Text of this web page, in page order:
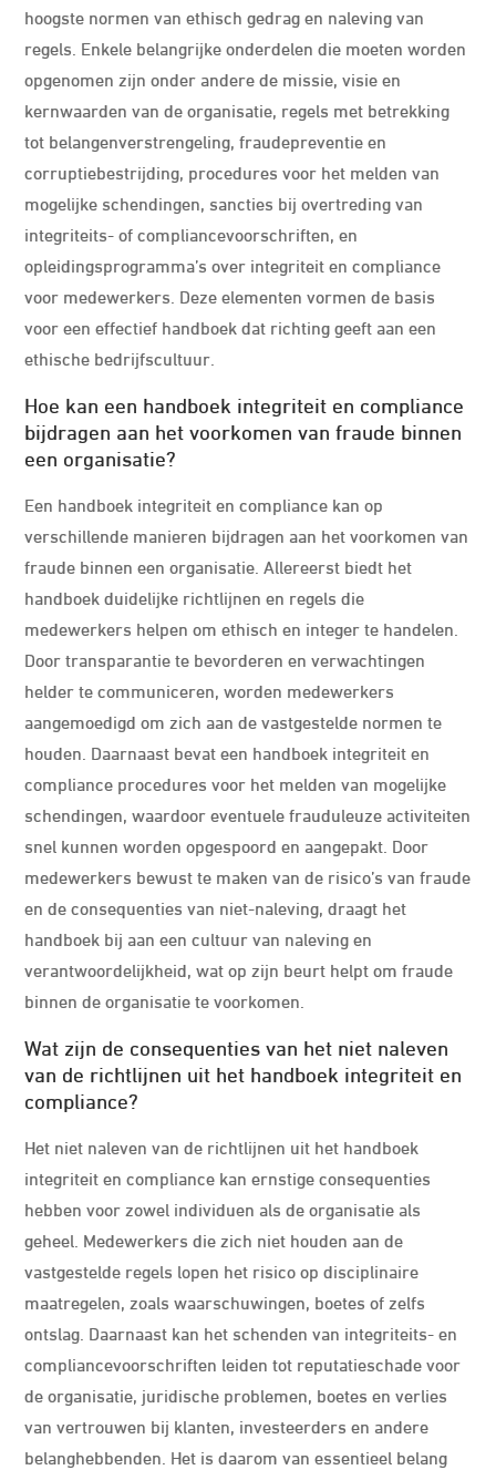
hoogste normen van ethisch gedrag en naleving van
regels. Enkele belangrijke onderdelen die moeten worden
opgenomen zijn onder andere de missie, visie en
kernwaarden van de organisatie, regels met betrekking
tot belangenverstrengeling, fraudepreventie en
corruptiebestrijding, procedures voor het melden van
mogelijke schendingen, sancties bij overtreding van
integriteits- of compliancevoorschriften, en
opleidingsprogramma’s over integriteit en compliance
voor medewerkers. Deze elementen vormen de basis
voor een effectief handboek dat richting geeft aan een
ethische bedrijfscultuur.
Hoe kan een handboek integriteit en compliance
bijdragen aan het voorkomen van fraude binnen
een organisatie?
Een handboek integriteit en compliance kan op
verschillende manieren bijdragen aan het voorkomen van
fraude binnen een organisatie. Allereerst biedt het
handboek duidelijke richtlijnen en regels die
medewerkers helpen om ethisch en integer te handelen.
Door transparantie te bevorderen en verwachtingen
helder te communiceren, worden medewerkers
aangemoedigd om zich aan de vastgestelde normen te
houden. Daarnaast bevat een handboek integriteit en
compliance procedures voor het melden van mogelijke
schendingen, waardoor eventuele frauduleuze activiteiten
snel kunnen worden opgespoord en aangepakt. Door
medewerkers bewust te maken van de risico’s van fraude
en de consequenties van niet-naleving, draagt het
handboek bij aan een cultuur van naleving en
verantwoordelijkheid, wat op zijn beurt helpt om fraude
binnen de organisatie te voorkomen.
Wat zijn de consequenties van het niet naleven
van de richtlijnen uit het handboek integriteit en
compliance?
Het niet naleven van de richtlijnen uit het handboek
integriteit en compliance kan ernstige consequenties
hebben voor zowel individuen als de organisatie als
geheel. Medewerkers die zich niet houden aan de
vastgestelde regels lopen het risico op disciplinaire
maatregelen, zoals waarschuwingen, boetes of zelfs
ontslag. Daarnaast kan het schenden van integriteits- en
compliancevoorschriften leiden tot reputatieschade voor
de organisatie, juridische problemen, boetes en verlies
van vertrouwen bij klanten, investeerders en andere
belanghebbenden. Het is daarom van essentieel belang